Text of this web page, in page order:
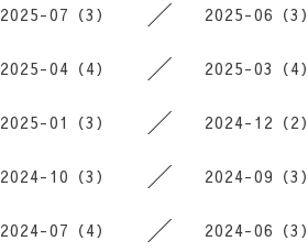
2025-07（3） 2025-06（3）
2025-04（4） 2025-03（4）
2025-01（3） 2024-12（2）
2024-10（3） 2024-09（3）
2024-07（4） 2024-06（3）